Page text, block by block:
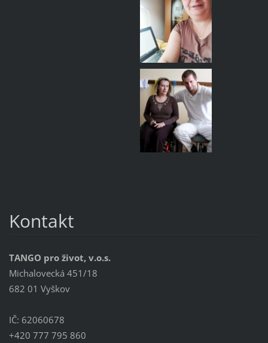
Kontakt
TANGO pro život, v.o.s.
Michalovecká 451/18
682 01 Vyškov
IČ: 62060678
+420 777 795 860